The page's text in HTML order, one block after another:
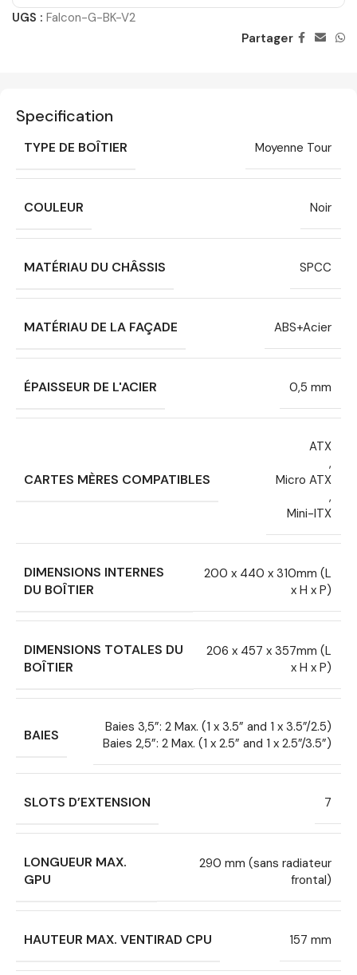
UGS : Falcon-G-BK-V2
Partager
Specification
TYPE DE BOÎTIER Moyenne Tour
COULEUR Noir
MATÉRIAU DU CHÂSSIS SPCC
MATÉRIAU DE LA FAÇADE ABS+Acier
ÉPAISSEUR DE L'ACIER 0,5 mm
CARTES MÈRES COMPATIBLES
ATX
,
Micro ATX
,
Mini-ITX
DIMENSIONS INTERNES
DU BOÎTIER
200 x 440 x 310mm (L
x H x P)
DIMENSIONS TOTALES DU
BOÎTIER
206 x 457 x 357mm (L
x H x P)
BAIES
Baies 3,5”: 2 Max. (1 x 3.5” and 1 x 3.5”/2.5)
Baies 2,5”: 2 Max. (1 x 2.5” and 1 x 2.5”/3.5”)
SLOTS D’EXTENSION 7
LONGUEUR MAX.
GPU
290 mm (sans radiateur
frontal)
HAUTEUR MAX. VENTIRAD CPU 157 mm